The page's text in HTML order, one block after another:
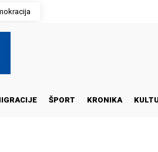
ŠPORT KRONIKA